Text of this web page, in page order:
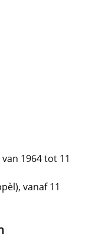
1964 tot 11
vanaf 11